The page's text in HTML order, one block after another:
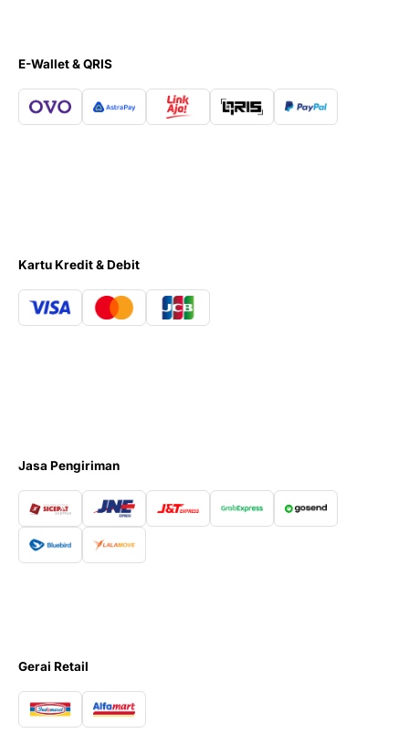
E-Wallet & QRIS
Kartu Kredit & Debit
Jasa Pengiriman
Gerai Retail